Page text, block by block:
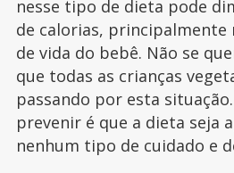
nesse tipo de dieta pode
de calorias, principalmente
de vida do bebê. Não se
que todas as crianças
passando por esta
prevenir é que a dieta seja
nenhum tipo de cuidado e